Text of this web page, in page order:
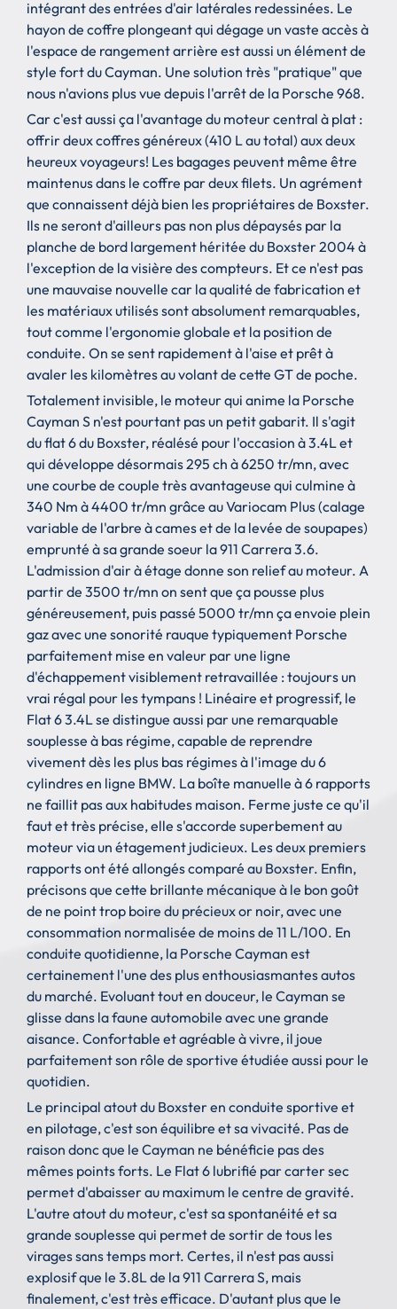
intégrant des entrées d'air latérales redessinées. Le
hayon de coffre plongeant qui dégage un vaste accès à
l'espace de rangement arrière est aussi un élément de
style fort du Cayman. Une solution très "pratique" que
nous n'avions plus vue depuis l'arrêt de la Porsche 968.
Car c'est aussi ça l'avantage du moteur central à plat :
offrir deux coffres généreux (410 L au total) aux deux
heureux voyageurs! Les bagages peuvent même être
maintenus dans le coffre par deux filets. Un agrément
que connaissent déjà bien les propriétaires de Boxster.
Ils ne seront d'ailleurs pas non plus dépaysés par la
planche de bord largement héritée du Boxster 2004 à
l'exception de la visière des compteurs. Et ce n'est pas
une mauvaise nouvelle car la qualité de fabrication et
les matériaux utilisés sont absolument remarquables,
tout comme l'ergonomie globale et la position de
conduite. On se sent rapidement à l'aise et prêt à
avaler les kilomètres au volant de cette GT de poche.
Totalement invisible, le moteur qui anime la Porsche
Cayman S n'est pourtant pas un petit gabarit. Il s'agit
du flat 6 du Boxster, réalésé pour l'occasion à 3.4L et
qui développe désormais 295 ch à 6250 tr/mn, avec
une courbe de couple très avantageuse qui culmine à
340 Nm à 4400 tr/mn grâce au Variocam Plus (calage
variable de l'arbre à cames et de la levée de soupapes)
emprunté à sa grande soeur la 911 Carrera 3.6.
L'admission d'air à étage donne son relief au moteur. A
partir de 3500 tr/mn on sent que ça pousse plus
généreusement, puis passé 5000 tr/mn ça envoie plein
gaz avec une sonorité rauque typiquement Porsche
parfaitement mise en valeur par une ligne
d'échappement visiblement retravaillée : toujours un
vrai régal pour les tympans ! Linéaire et progressif, le
Flat 6 3.4L se distingue aussi par une remarquable
souplesse à bas régime, capable de reprendre
vivement dès les plus bas régimes à l'image du 6
cylindres en ligne BMW. La boîte manuelle à 6 rapports
ne faillit pas aux habitudes maison. Ferme juste ce qu'il
faut et très précise, elle s'accorde superbement au
moteur via un étagement judicieux. Les deux premiers
rapports ont été allongés comparé au Boxster. Enfin,
précisons que cette brillante mécanique à le bon goût
de ne point trop boire du précieux or noir, avec une
consommation normalisée de moins de 11 L/100. En
conduite quotidienne, la Porsche Cayman est
certainement l'une des plus enthousiasmantes autos
du marché. Evoluant tout en douceur, le Cayman se
glisse dans la faune automobile avec une grande
aisance. Confortable et agréable à vivre, il joue
parfaitement son rôle de sportive étudiée aussi pour le
quotidien.
Le principal atout du Boxster en conduite sportive et
en pilotage, c'est son équilibre et sa vivacité. Pas de
raison donc que le Cayman ne bénéficie pas des
mêmes points forts. Le Flat 6 lubrifié par carter sec
permet d'abaisser au maximum le centre de gravité.
L'autre atout du moteur, c'est sa spontanéité et sa
grande souplesse qui permet de sortir de tous les
virages sans temps mort. Certes, il n'est pas aussi
explosif que le 3.8L de la 911 Carrera S, mais
finalement, c'est très efficace. D'autant plus que le